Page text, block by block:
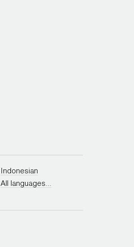
Indonesian
All languages...